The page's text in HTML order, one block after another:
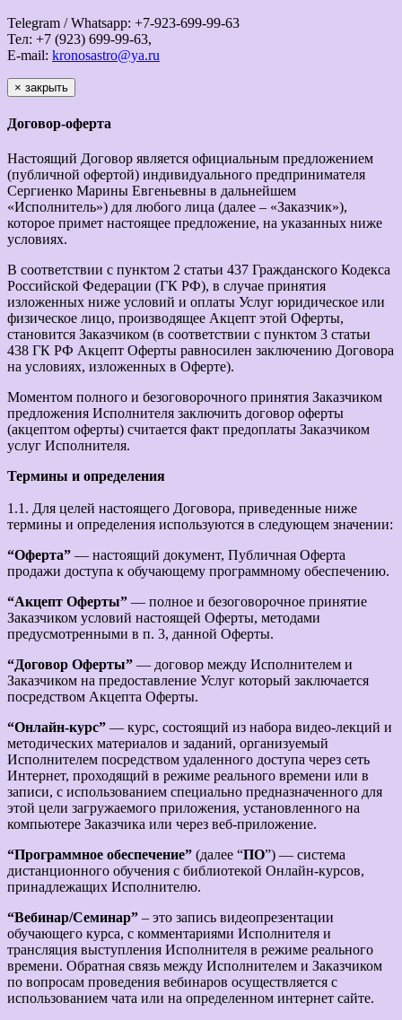
Telegram / Whatsapp: +7-923-699-99-63
Тел: +7 (923) 699-99-63,
E-mail: kronosastro@ya.ru
× закрыть
Договор-оферта
Настоящий Договор является официальным предложением
(публичной офертой) индивидуального предпринимателя
Сергиенко Марины Евгеньевны в дальнейшем
«Исполнитель») для любого лица (далее – «Заказчик»),
которое примет настоящее предложение, на указанных ниже
условиях.
В соответствии с пунктом 2 статьи 437 Гражданского Кодекса
Российской Федерации (ГК РФ), в случае принятия
изложенных ниже условий и оплаты Услуг юридическое или
физическое лицо, производящее Акцепт этой Оферты,
становится Заказчиком (в соответствии с пунктом 3 статьи
438 ГК РФ Акцепт Оферты равносилен заключению Договора
на условиях, изложенных в Оферте).
Моментом полного и безоговорочного принятия Заказчиком
предложения Исполнителя заключить договор оферты
(акцептом оферты) считается факт предоплаты Заказчиком
услуг Исполнителя.
Термины и определения
1.1. Для целей настоящего Договора, приведенные ниже
термины и определения используются в следующем значении:
“Оферта” — настоящий документ, Публичная Оферта
продажи доступа к обучающему программному обеспечению.
“Акцепт Оферты” — полное и безоговорочное принятие
Заказчиком условий настоящей Оферты, методами
предусмотренными в п. 3, данной Оферты.
“Договор Оферты” — договор между Исполнителем и
Заказчиком на предоставление Услуг который заключается
посредством Акцепта Оферты.
“Онлайн-курс” — курс, состоящий из набора видео-лекций и
методических материалов и заданий, организуемый
Исполнителем посредством удаленного доступа через сеть
Интернет, проходящий в режиме реального времени или в
записи, с использованием специально предназначенного для
этой цели загружаемого приложения, установленного на
компьютере Заказчика или через веб-приложение.
“Программное обеспечение” (далее “ПО”) — система
дистанционного обучения с библиотекой Онлайн-курсов,
принадлежащих Исполнителю.
“Вебинар/Семинар” – это запись видеопрезентации
обучающего курса, с комментариями Исполнителя и
трансляция выступления Исполнителя в режиме реального
времени. Обратная связь между Исполнителем и Заказчиком
по вопросам проведения вебинаров осуществляется с
использованием чата или на определенном интернет сайте.